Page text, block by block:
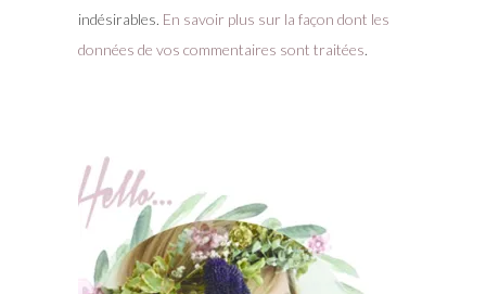
indésirables. En savoir plus sur la façon dont les
données de vos commentaires sont traitées.